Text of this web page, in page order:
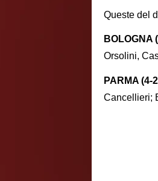
Queste del
BOLOGNA
Orsolini,
PARMA (4-
Cancellieri;